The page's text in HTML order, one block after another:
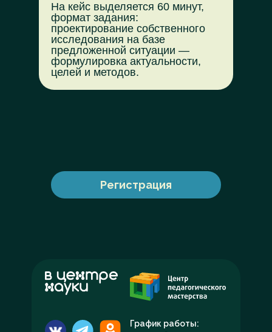
На кейс выделяется 60 минут,
формат задания:
проектирование собственного
исследования на базе
предложенной ситуации —
формулировка актуальности,
целей и методов.
Регистрация
График работы: